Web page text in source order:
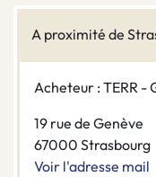
A proximité de
Acheteur : TERR -
19 rue de Genève
67000 Strasbourg
Voir l'adresse mail